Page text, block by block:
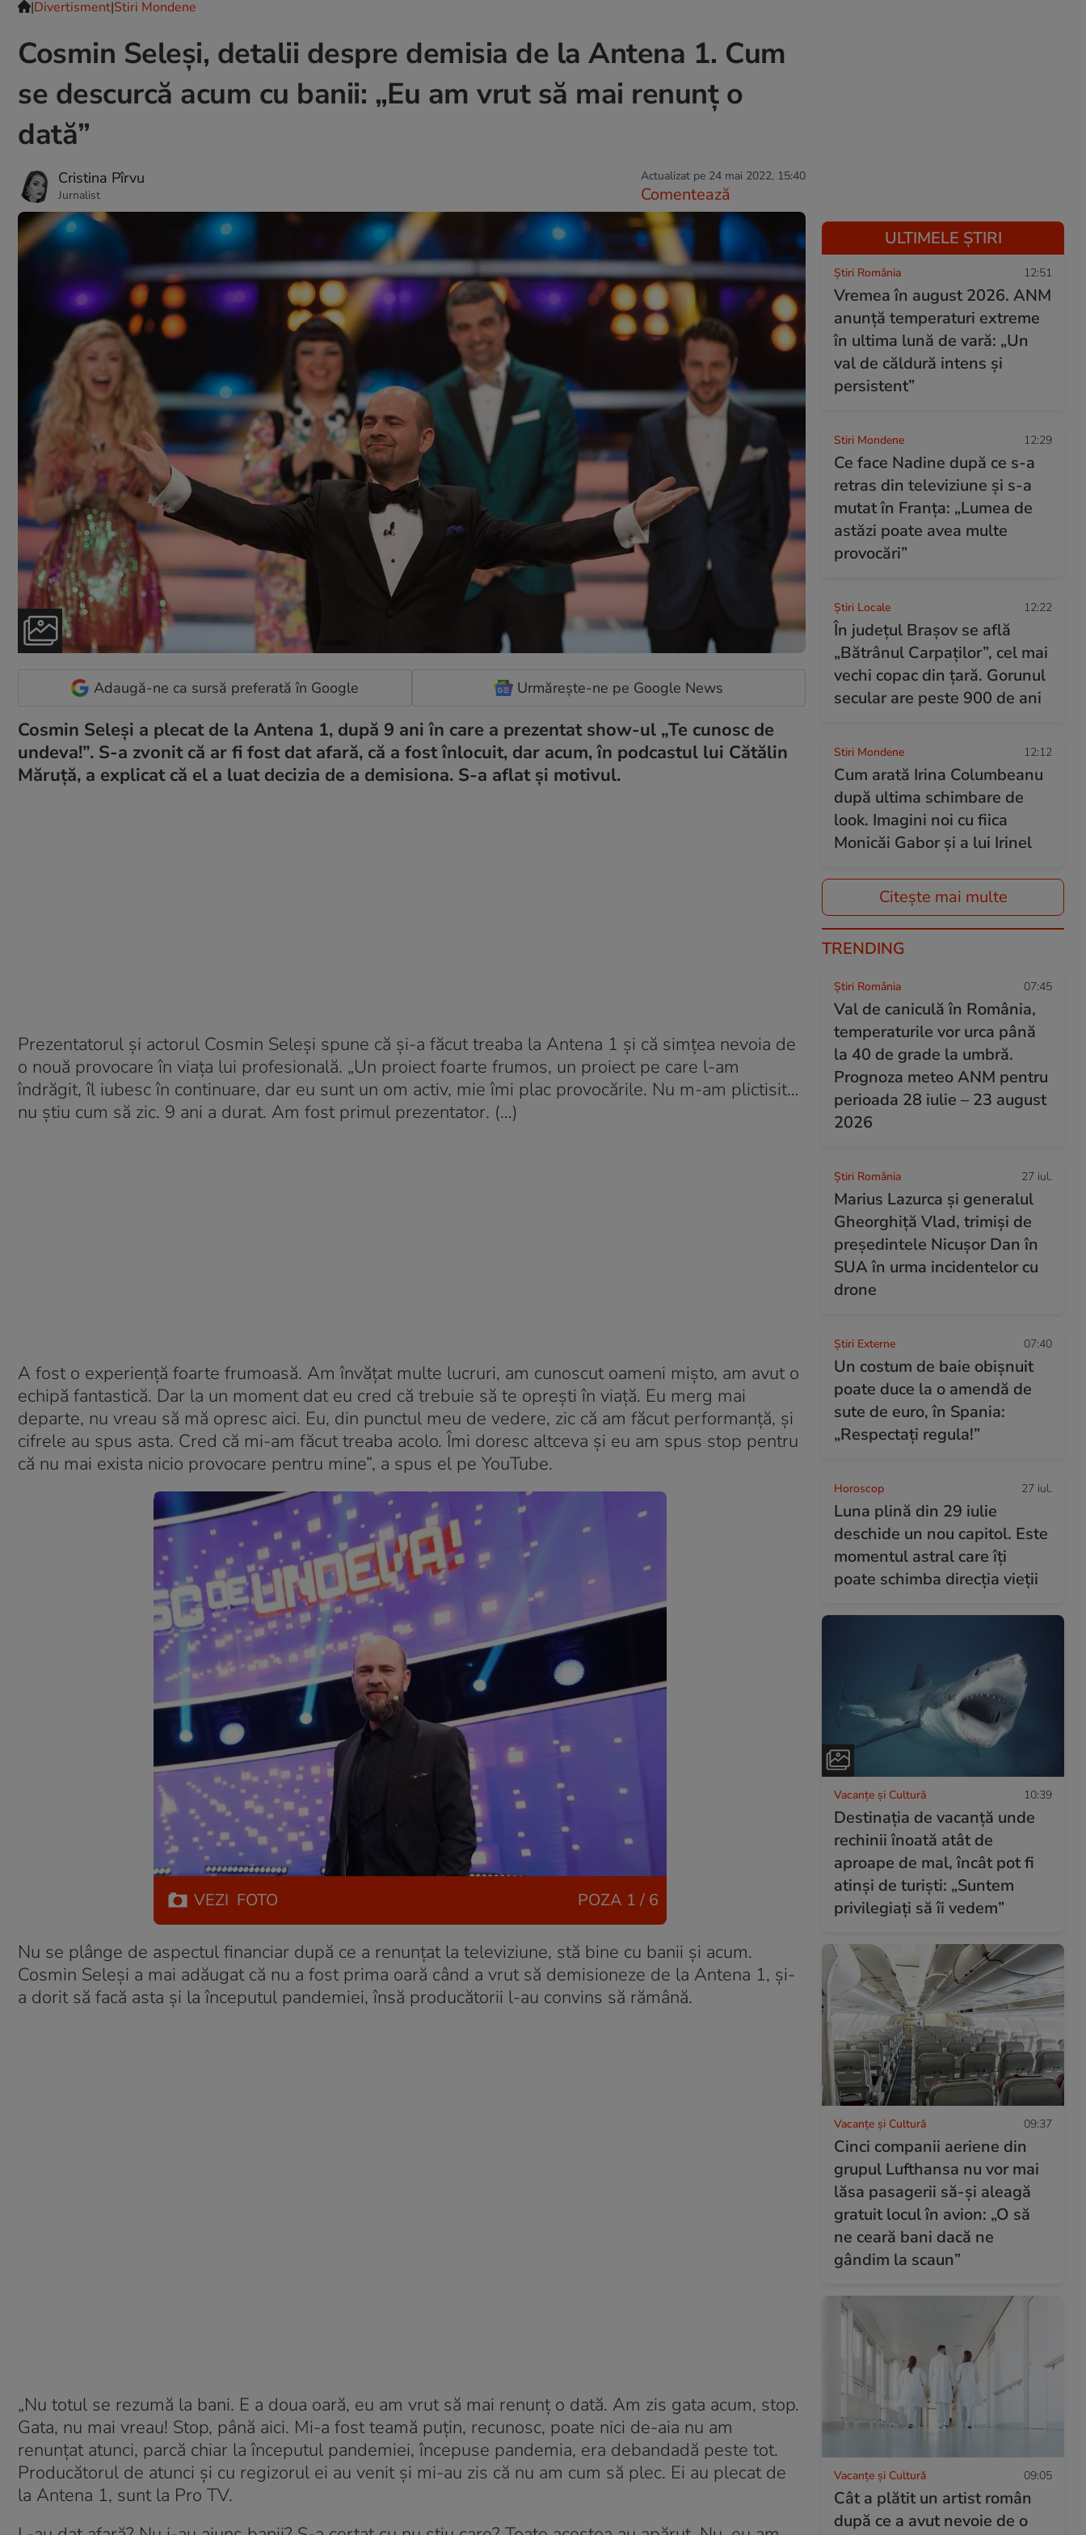
|Divertisment|Stiri Mondene
Cosmin Seleși, detalii despre demisia de la Antena 1. Cum
se descurcă acum cu banii: „Eu am vrut să mai renunț o
dată”
Cristina Pîrvu
Jurnalist
Actualizat pe 24 mai 2022, 15:40
Comentează
Adaugă-ne ca sursă preferată în Google Urmărește-ne pe Google News
Cosmin Seleși a plecat de la Antena 1, după 9 ani în care a prezentat show-ul „Te cunosc de
undeva!”. S-a zvonit că ar fi fost dat afară, că a fost înlocuit, dar acum, în podcastul lui Cătălin
Măruță, a explicat că el a luat decizia de a demisiona. S-a aflat și motivul.
Prezentatorul și actorul Cosmin Seleși spune că și-a făcut treaba la Antena 1 și că simțea nevoia de
o nouă provocare în viața lui profesională. „Un proiect foarte frumos, un proiect pe care l-am
îndrăgit, îl iubesc în continuare, dar eu sunt un om activ, mie îmi plac provocările. Nu m-am plictisit…
nu știu cum să zic. 9 ani a durat. Am fost primul prezentator. (…)
A fost o experiență foarte frumoasă. Am învățat multe lucruri, am cunoscut oameni mișto, am avut o
echipă fantastică. Dar la un moment dat eu cred că trebuie să te oprești în viață. Eu merg mai
departe, nu vreau să mă opresc aici. Eu, din punctul meu de vedere, zic că am făcut performanță, și
cifrele au spus asta. Cred că mi-am făcut treaba acolo. Îmi doresc altceva și eu am spus stop pentru
că nu mai exista nicio provocare pentru mine”, a spus el pe YouTube.
VEZI FOTO POZA 1 / 6
Nu se plânge de aspectul financiar după ce a renunțat la televiziune, stă bine cu banii și acum.
Cosmin Seleși a mai adăugat că nu a fost prima oară când a vrut să demisioneze de la Antena 1, și-
a dorit să facă asta și la începutul pandemiei, însă producătorii l-au convins să rămână.
„Nu totul se rezumă la bani. E a doua oară, eu am vrut să mai renunț o dată. Am zis gata acum, stop.
Gata, nu mai vreau! Stop, până aici. Mi-a fost teamă puțin, recunosc, poate nici de-aia nu am
renunțat atunci, parcă chiar la începutul pandemiei, începuse pandemia, era debandadă peste tot.
Producătorul de atunci și cu regizorul ei au venit și mi-au zis că nu am cum să plec. Ei au plecat de
la Antena 1, sunt la Pro TV.
ULTIMELE ȘTIRI
Știri România 12:51
Vremea în august 2026. ANM
anunță temperaturi extreme
în ultima lună de vară: „Un
val de căldură intens și
persistent”
Stiri Mondene 12:29
Ce face Nadine după ce s-a
retras din televiziune și s-a
mutat în Franța: „Lumea de
astăzi poate avea multe
provocări”
Știri Locale 12:22
În județul Brașov se află
„Bătrânul Carpaților”, cel mai
vechi copac din țară. Gorunul
secular are peste 900 de ani
Stiri Mondene 12:12
Cum arată Irina Columbeanu
după ultima schimbare de
look. Imagini noi cu fiica
Monicăi Gabor și a lui Irinel
Citește mai multe
TRENDING
Știri România 07:45
Val de caniculă în România,
temperaturile vor urca până
la 40 de grade la umbră.
Prognoza meteo ANM pentru
perioada 28 iulie – 23 august
2026
Știri România 27 iul.
Marius Lazurca și generalul
Gheorghiță Vlad, trimiși de
președintele Nicușor Dan în
SUA în urma incidentelor cu
drone
Știri Externe 07:40
Un costum de baie obișnuit
poate duce la o amendă de
sute de euro, în Spania:
„Respectați regula!”
Horoscop 27 iul.
Luna plină din 29 iulie
deschide un nou capitol. Este
momentul astral care îți
poate schimba direcția vieții
Vacanțe și Cultură 10:39
Destinația de vacanță unde
rechinii înoată atât de
aproape de mal, încât pot fi
atinși de turiști: „Suntem
privilegiați să îi vedem”
Vacanțe și Cultură 09:37
Cinci companii aeriene din
grupul Lufthansa nu vor mai
lăsa pasagerii să-și aleagă
gratuit locul în avion: „O să
ne ceară bani dacă ne
gândim la scaun”
Vacanțe și Cultură 09:05
Cât a plătit un artist român
după ce a avut nevoie de o